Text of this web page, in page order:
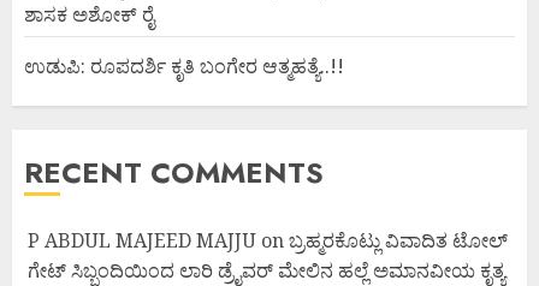
ಶಾಸಕ ಅಶೋಕ್ ರೈ
ಉಡುಪಿ: ರೂಪದರ್ಶಿ ಕೃತಿ ಬಂಗೇರ ಆತ್ಮಹತ್ಯೆ..!!
RECENT COMMENTS
P ABDUL MAJEED MAJJU onಬ್ರಹ್ಮರಕೊಟ್ಲು ವಿವಾದಿತ ಟೋಲ್
ಗೇಟ್ ಸಿಬ್ಬಂದಿಯಿಂದ ಲಾರಿ ಡ್ರೈವರ್ ಮೇಲಿನ ಹಲ್ಲೆ ಅಮಾನವೀಯ ಕೃತ್ಯ